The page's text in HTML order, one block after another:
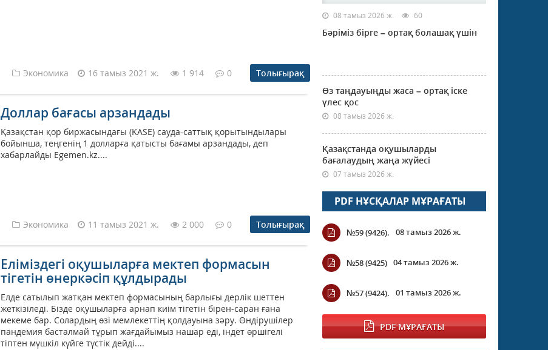
Экономика 16 тамыз 2021 ж. 1 914 0 Толығырақ
Доллар бағасы арзандады
Қазақстан қор биржасындағы (KASE) сауда-саттық қорытындылары
бойынша, теңгенің 1 долларға қатысты бағамы арзандады, деп
хабарлайды Egemen.kz....
Экономика 11 тамыз 2021 ж. 2 000 0 Толығырақ
Еліміздегі оқушыларға мектеп формасын
тігетін өнеркәсіп құлдырады
Елде сатылып жатқан мектеп формасының барлығы дерлік шеттен
жеткізіледі. Бізде оқушыларға арнап киім тігетін бірен-саран ғана
мекеме бар. Солардың өзі мемлекеттің қолдауына зәру. Өндірушілер
пандемия басталмай тұрып жағдайымыз нашар еді, індет өршігелі
тіптен мүшкіл күйге түстік дейді....
08 тамыз 2026 ж. 60
Бәріміз бірге – ортақ болашақ үшін
Өз таңдауыңды жаса – ортақ іске
үлес қос
08 тамыз 2026 ж.
Қазақстанда оқушыларды
бағалаудың жаңа жүйесі
07 тамыз 2026 ж.
PDF НҰСҚАЛАР МҰРАҒАТЫ
№59 (9426). 08 тамыз 2026 ж.
№58 (9425) 04 тамыз 2026 ж.
№57 (9424). 01 тамыз 2026 ж.
PDF МҰРАҒАТЫ